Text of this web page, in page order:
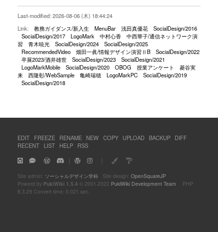
Last-modified: 2026-08-06 (木) 18:44:24
Link:
教務ガイダンス/新入生 MenuBar 浅田真優花
SocialDesign/2016
SocialDesign/2017
LogoMark 中村心香
中西華子/通信ネットワーク演
習
青木暁光 SocialDesign/2024
SocialDesign/2025
RecommendedVideo
畑田一眞/情報デザイン演習ⅡB
SocialDesign/2022
卒展2023/酒井雄世
SocialDesign/2023
SocialDesign/2021
LogoMarkMobile
SocialDesign/2020 OBOG 授業アンケート
菱谷実
来
西隆彰/WebSample 亀崎瑞穂 LogoMarkPC
SocialDesign/2019
SocialDesign/2018
EDIT FREEZE RENAME NEW COPY UPLOAD BACKUP
DIFF
RECENT
LIST HELP RSS
｜ ｜
Site admin: ソーシャルデザイン学科Site design: OpenSquareJP
Powerd by PukiWiki 1.5.4 © 2001-2022 PukiWiki Development Team PHP
8.3.29 Convert time: 0.021 sec.